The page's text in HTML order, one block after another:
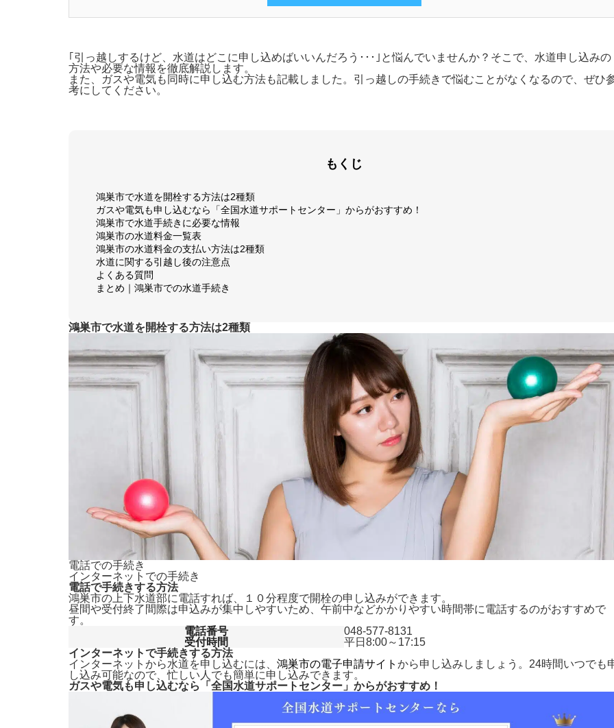
｢引っ越しするけど、水道はどこに申し込めばいいんだろう･･･｣と悩んでいませんか？そこで、 水道申し込みの
方法や必要な情報を徹底解説します。
また、ガスや電気も同時に申し込む方法も記載しました。引っ越しの手続きで悩むことがなくなるので、ぜひ
考にしてください。
もくじ
鴻巣市で水道を開栓する方法は2種類
ガスや電気も申し込むなら「全国水道サポートセンター」からがおすすめ！
鴻巣市で水道手続きに必要な情報
鴻巣市の水道料金一覧表
鴻巣市の水道料金の支払い方法は2種類
水道に関する引越し後の注意点
よくある質問
まとめ｜鴻巣市での水道手続き
鴻巣市で水道を開栓する方法は2種類
電話での手続き
インターネットでの手続き
電話で手続きする方法
鴻巣市の上下水道部に電話すれば、
１０分程度で開栓の申し込みができます。
昼間や受付終了間際は申込みが集中しやすいため、午前中などかかりやすい時間帯に電話するのがおすすめで
す。
電話番号
048-577-8131
受付時間
平日8:00～17:15
インターネットで手続きする方法
インターネットから水道を申し込むには、 鴻巣市の電子申請サイト から申し込みしましょう。24時間いつでも
し込み可能なので、忙しい人でも簡単に申し込みできます。
ガスや電気も申し込むなら「全国水道サポートセンター」からがおすすめ！